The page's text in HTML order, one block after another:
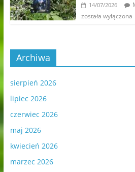
14/07/2026
została wyłączona
Archiwa
sierpień 2026
lipiec 2026
czerwiec 2026
maj 2026
kwiecień 2026
marzec 2026